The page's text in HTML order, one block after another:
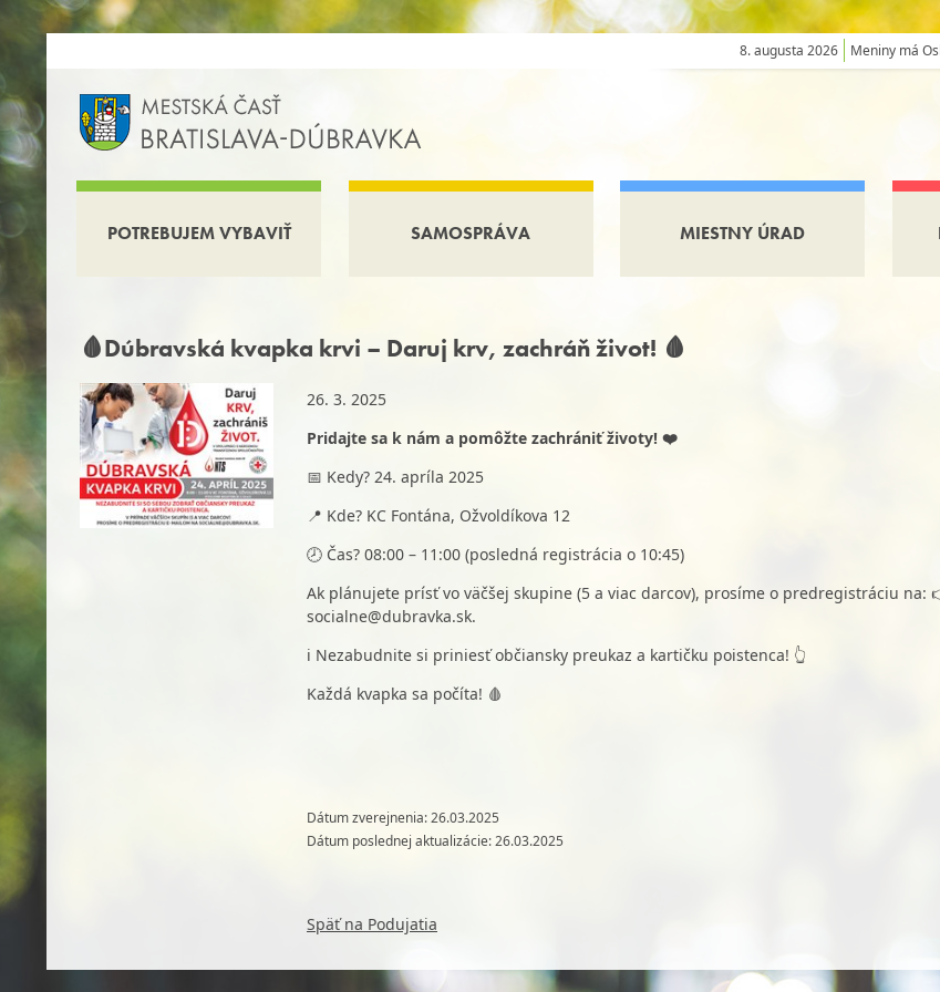
8. augusta 2026 Meniny má
POTREBUJEM VYBAVIŤ SAMOSPRÁVA MIESTNY ÚRAD
🩸Dúbravská kvapka krvi – Daruj krv, zachráň život! 🩸
26. 3. 2025
Pridajte sa k nám a pomôžte zachrániť životy! ❤️
📅 Kedy? 24. apríla 2025
📍 Kde? KC Fontána, Ožvoldíkova 12
🕗 Čas? 08:00 – 11:00 (posledná registrácia o 10:45)
Ak plánujete prísť vo väčšej skupine (5 a viac darcov), prosíme o predregistráciu na:
socialne@dubravka.sk.
ℹ️ Nezabudnite si priniesť občiansky preukaz a kartičku poistenca! 👆
Každá kvapka sa počíta! 🩸
Dátum zverejnenia: 26.03.2025
Dátum poslednej aktualizácie: 26.03.2025
Späť na Podujatia